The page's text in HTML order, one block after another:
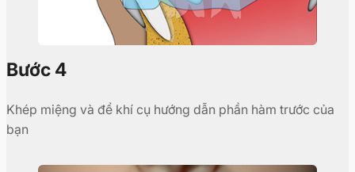
Bước 4
Khép miệng và để khí cụ hướng dẫn phần hàm trước của
bạn